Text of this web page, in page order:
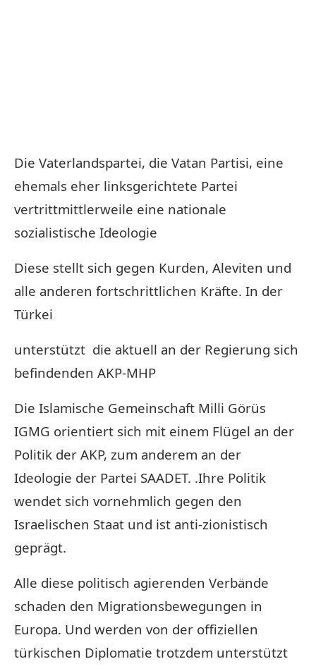
Die Vaterlandspartei, die Vatan Partisi, eine
ehemals eher linksgerichtete Partei
vertrittmittlerweile eine nationale
sozialistische Ideologie
Diese stellt sich gegen Kurden, Aleviten und
alle anderen fortschrittlichen Kräfte. In der
Türkei
unterstützt die aktuell an der Regierung sich
befindenden AKP-MHP
Die Islamische Gemeinschaft Milli Görüs
IGMG orientiert sich mit einem Flügel an der
Politik der AKP, zum anderem an der
Ideologie der Partei SAADET. .Ihre Politik
wendet sich vornehmlich gegen den
Israelischen Staat und ist anti-zionistisch
geprägt.
Alle diese politisch agierenden Verbände
schaden den Migrationsbewegungen in
Europa. Und werden von der offiziellen
türkischen Diplomatie trotzdem unterstützt